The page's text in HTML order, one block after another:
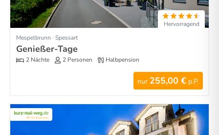
Hervorragend
Mespelbrunn · Spessart
Genießer-Tage
2 Nächte 2 Personen Halbpension
nur 255,00 € p.P.